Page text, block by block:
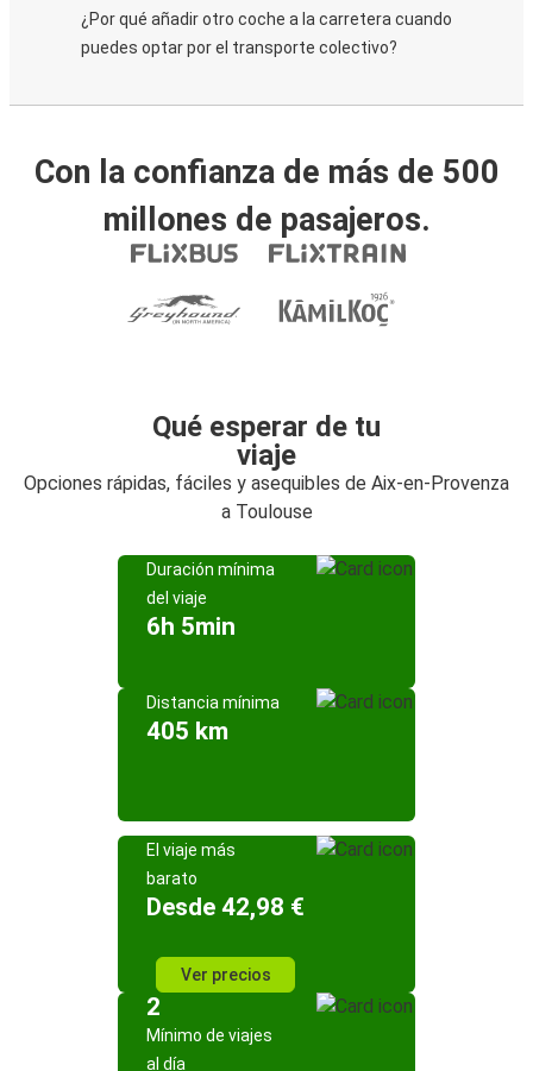
¿Por qué añadir otro coche a la carretera cuando
puedes optar por el transporte colectivo?
Con la confianza de más de 500
millones de pasajeros.
Qué esperar de tu
viaje
Opciones rápidas, fáciles y asequibles de Aix-en-Provenza
a Toulouse
Duración mínima
del viaje
6h 5min
Distancia mínima
405 km
El viaje más
barato
Desde 42,98 €
Ver precios
2
Mínimo de viajes
al día